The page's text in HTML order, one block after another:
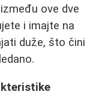
ove dve
i imajte na
duže, što čini